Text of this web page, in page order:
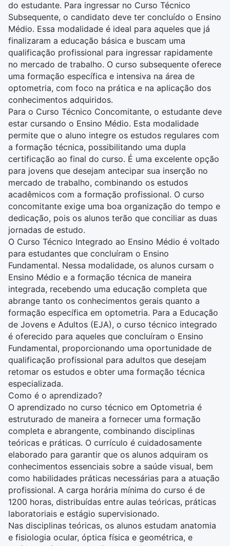
do estudante. Para ingressar no Curso Técnico
Subsequente, o candidato deve ter concluído o Ensino
Médio. Essa modalidade é ideal para aqueles que já
finalizaram a educação básica e buscam uma
qualificação profissional para ingressar rapidamente
no mercado de trabalho. O curso subsequente oferece
uma formação específica e intensiva na área de
optometria, com foco na prática e na aplicação dos
conhecimentos adquiridos.
Para o Curso Técnico Concomitante, o estudante deve
estar cursando o Ensino Médio. Esta modalidade
permite que o aluno integre os estudos regulares com
a formação técnica, possibilitando uma dupla
certificação ao final do curso. É uma excelente opção
para jovens que desejam antecipar sua inserção no
mercado de trabalho, combinando os estudos
acadêmicos com a formação profissional. O curso
concomitante exige uma boa organização do tempo e
dedicação, pois os alunos terão que conciliar as duas
jornadas de estudo.
O Curso Técnico Integrado ao Ensino Médio é voltado
para estudantes que concluíram o Ensino
Fundamental. Nessa modalidade, os alunos cursam o
Ensino Médio e a formação técnica de maneira
integrada, recebendo uma educação completa que
abrange tanto os conhecimentos gerais quanto a
formação específica em optometria. Para a Educação
de Jovens e Adultos (EJA), o curso técnico integrado
é oferecido para aqueles que concluíram o Ensino
Fundamental, proporcionando uma oportunidade de
qualificação profissional para adultos que desejam
retomar os estudos e obter uma formação técnica
especializada.
Como é o aprendizado?
O aprendizado no curso técnico em Optometria é
estruturado de maneira a fornecer uma formação
completa e abrangente, combinando disciplinas
teóricas e práticas. O currículo é cuidadosamente
elaborado para garantir que os alunos adquiram os
conhecimentos essenciais sobre a saúde visual, bem
como habilidades práticas necessárias para a atuação
profissional. A carga horária mínima do curso é de
1200 horas, distribuídas entre aulas teóricas, práticas
laboratoriais e estágio supervisionado.
Nas disciplinas teóricas, os alunos estudam anatomia
e fisiologia ocular, óptica física e geométrica, e